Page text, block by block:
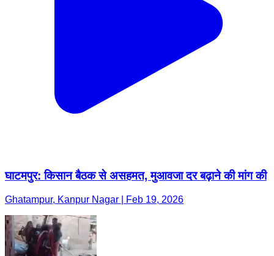
घाटमपुर: किसान बैठक से असहमत, मुआवजा दर बढ़ाने की मांग की
Ghatampur, Kanpur Nagar | Feb 19, 2026